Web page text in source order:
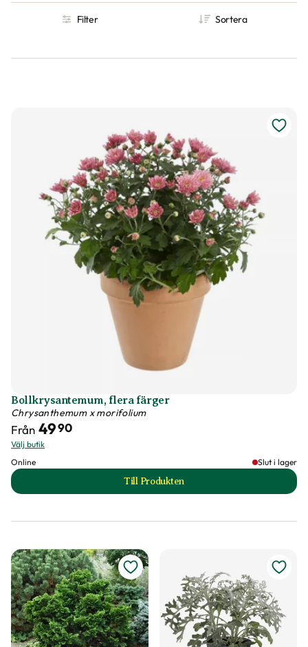
Filter Sortera
Bollkrysantemum, flera färger
Chrysanthemum x morifolium
Från 4990
Välj butik
Online
Slut i lager
Till Produkten
till Bollkrysantemum, flera färger